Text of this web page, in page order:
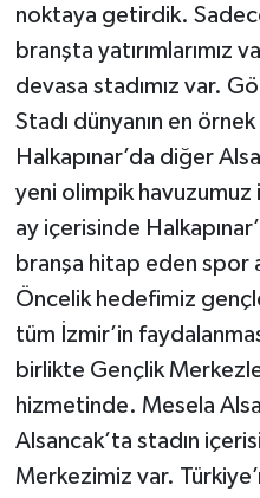
noktaya getirdik.
branşta yatırımlarımız
devasa stadımız var.
Stadı dünyanın en
Halkapınar’da diğer
yeni olimpik havuzumuz
ay içerisinde
branşa hitap eden spor
Öncelik hedefimiz
tüm İzmir’in
birlikte Gençlik
hizmetinde. Mesela
Alsancak’ta stadın
Merkezimiz var.